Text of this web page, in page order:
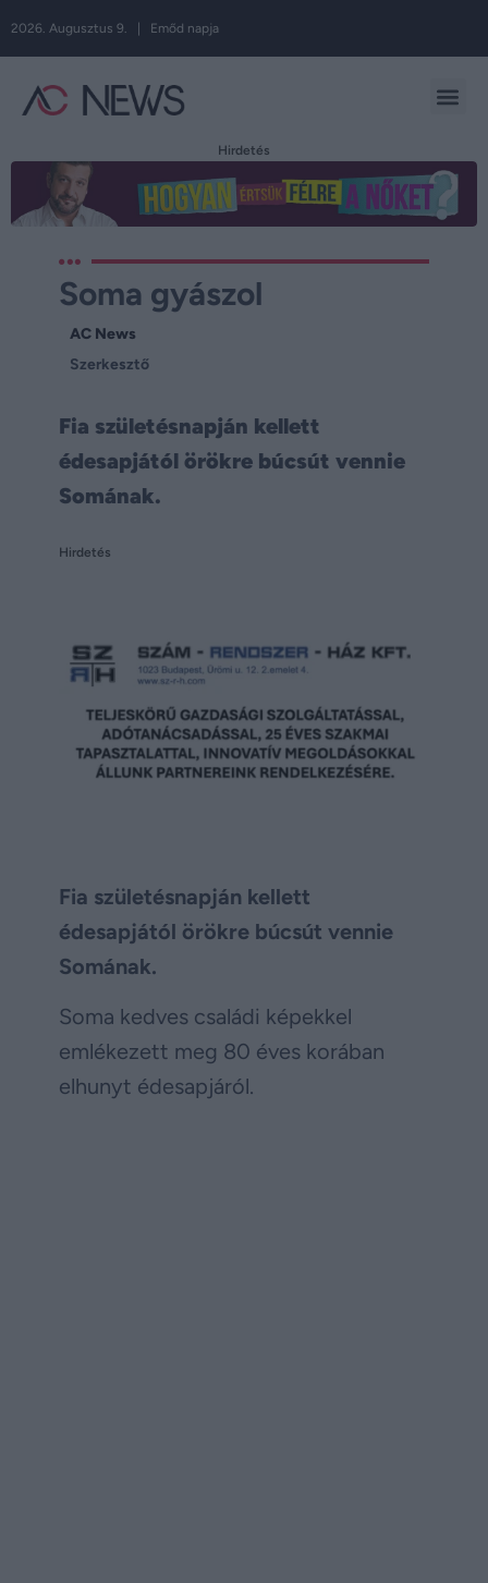
2026. Augusztus 9. | Emőd napja
Hirdetés
Soma gyászol
AC News
Szerkesztő
Fia születésnapján kellett
édesapjától örökre búcsút vennie
Somának.
Hirdetés
Fia születésnapján kellett
édesapjától örökre búcsút vennie
Somának.
Soma kedves családi képekkel
emlékezett meg 80 éves korában
elhunyt édesapjáról.